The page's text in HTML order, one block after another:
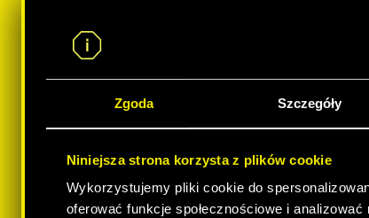
Zgoda Szczegóły
Niniejsza strona korzysta z plików cookie
Wykorzystujemy pliki cookie do
oferować funkcje społecznościowe i
Jeśli jednak interesuje Cię
przyszłości razem z nami,
gry na obecnych platformach – z
opcjami
Widzimy się w Night
KUP TERAZ